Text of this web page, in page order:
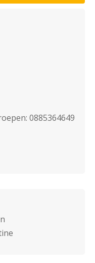
0885364649